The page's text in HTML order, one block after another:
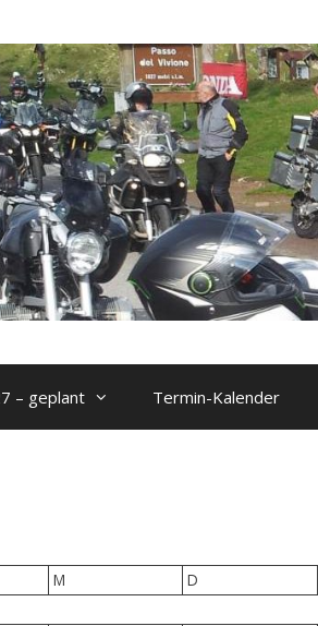
– geplant Termin-Kalender
M D